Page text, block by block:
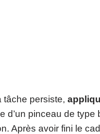
tâche persiste,
d’un pinceau de
Après avoir fini le